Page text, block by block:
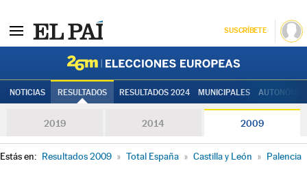
SUSCRÍBETE
NOTICIAS RESULTADOS RESULTADOS 2024 MUNICIPALES
2019 2014 2009
Estás en: Resultados 2009 » Total España » Castilla y León » Palencia